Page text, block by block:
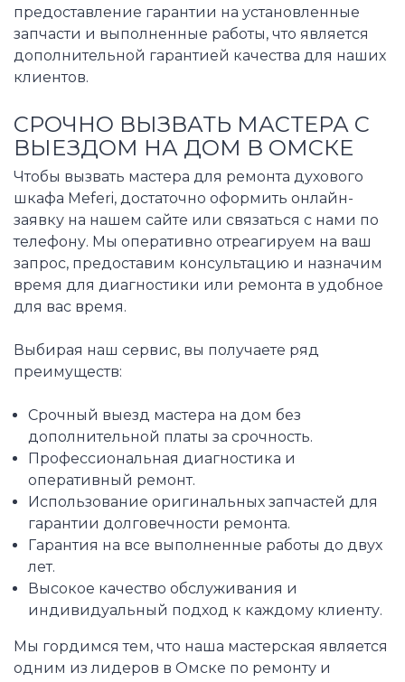
предоставление гарантии на установленные
запчасти и выполненные работы, что является
дополнительной гарантией качества для наших
клиентов.
СРОЧНО ВЫЗВАТЬ МАСТЕРА С
ВЫЕЗДОМ НА ДОМ В ОМСКЕ
Чтобы вызвать мастера для ремонта духового
шкафа Meferi, достаточно оформить онлайн-
заявку на нашем сайте или связаться с нами по
телефону. Мы оперативно отреагируем на ваш
запрос, предоставим консультацию и назначим
время для диагностики или ремонта в удобное
для вас время.
Выбирая наш сервис, вы получаете ряд
преимуществ:
Срочный выезд мастера на дом без
дополнительной платы за срочность.
Профессиональная диагностика и
оперативный ремонт.
Использование оригинальных запчастей для
гарантии долговечности ремонта.
Гарантия на все выполненные работы до двух
лет.
Высокое качество обслуживания и
индивидуальный подход к каждому клиенту.
Мы гордимся тем, что наша мастерская является
одним из лидеров в Омске по ремонту и